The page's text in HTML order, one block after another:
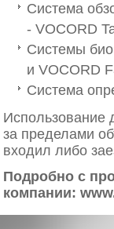
Система
- VOCORD
Системы
и VOCORD
Система
Использование
за пределами
входил либо
Подробно с
компании: